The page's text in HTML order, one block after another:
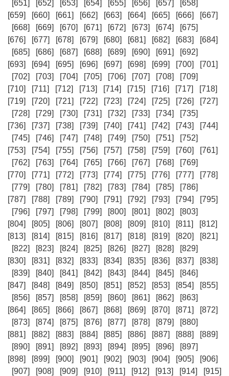
[651]
[652] [653] [654] [655] [656] [657]
[658]
[659]
[660] [661] [662] [663] [664] [665] [666]
[667]
[668]
[669] [670] [671] [672] [673] [674]
[675]
[676]
[677] [678] [679] [680] [681] [682] [683]
[684]
[685]
[686] [687] [688] [689] [690] [691]
[692]
[693]
[694] [695] [696] [697] [698] [699] [700]
[701]
[702]
[703] [704] [705] [706] [707] [708]
[709]
[710]
[711] [712] [713] [714] [715] [716] [717]
[718]
[719]
[720] [721] [722] [723] [724] [725] [726]
[727]
[728]
[729] [730] [731] [732] [733] [734]
[735]
[736]
[737] [738] [739] [740] [741] [742] [743]
[744]
[745]
[746] [747] [748] [749] [750] [751]
[752]
[753]
[754] [755] [756] [757] [758] [759] [760]
[761]
[762]
[763] [764] [765] [766] [767] [768]
[769]
[770]
[771] [772] [773] [774] [775] [776] [777]
[778]
[779]
[780] [781] [782] [783] [784] [785]
[786]
[787]
[788] [789] [790] [791] [792] [793] [794]
[795]
[796]
[797] [798] [799] [800] [801] [802]
[803]
[804]
[805] [806] [807] [808] [809] [810] [811]
[812]
[813]
[814] [815] [816] [817] [818] [819] [820]
[821]
[822]
[823] [824] [825] [826] [827] [828]
[829]
[830]
[831] [832] [833] [834] [835] [836] [837]
[838]
[839]
[840] [841] [842] [843] [844] [845]
[846]
[847]
[848] [849] [850] [851] [852] [853] [854]
[855]
[856]
[857] [858] [859] [860] [861] [862]
[863]
[864]
[865] [866] [867] [868] [869] [870] [871]
[872]
[873]
[874] [875] [876] [877] [878] [879]
[880]
[881]
[882] [883] [884] [885] [886] [887] [888]
[889]
[890]
[891] [892] [893] [894] [895] [896]
[897]
[898]
[899] [900] [901] [902] [903] [904] [905]
[906]
[907]
[908] [909] [910] [911] [912] [913] [914] [915]